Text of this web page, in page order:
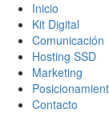
Inicio
Kit Digital
Comunicación
Hosting SSD
Marketing
Contacto